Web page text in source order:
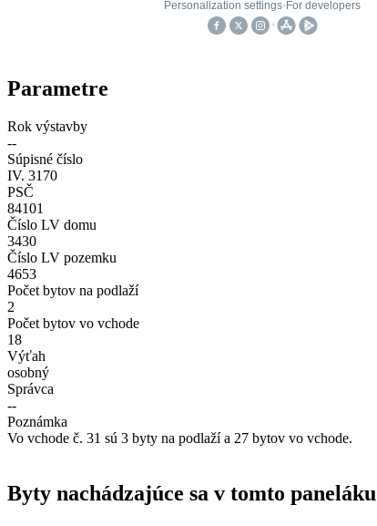
Parametre
Rok výstavby
--
Súpisné číslo
IV. 3170
PSČ
84101
Číslo LV domu
3430
Číslo LV pozemku
4653
Počet bytov na podlaží
2
Počet bytov vo vchode
18
Výťah
osobný
Správca
--
Poznámka
Vo vchode č. 31 sú 3 byty na podlaží a 27 bytov vo vchode.
Byty nachádzajúce sa v tomto paneláku